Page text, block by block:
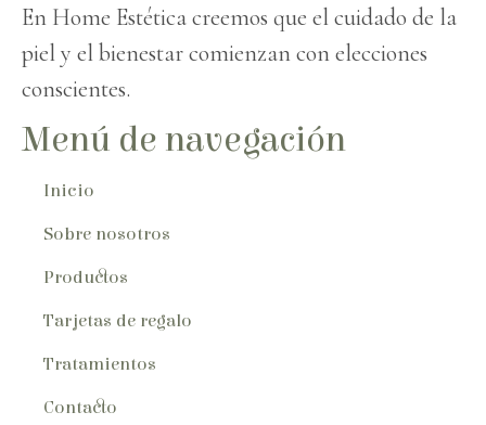
En Home Estética creemos que el cuidado de la
piel y el bienestar comienzan con elecciones
conscientes.
Menú de navegación
Inicio
Sobre nosotros
Productos
Tarjetas de regalo
Tratamientos
Contacto